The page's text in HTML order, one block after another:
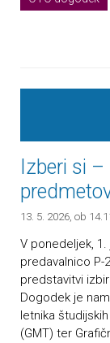
Izberi si
13. 5. 2026, ob
V ponedeljek, 1.
predavalnico P-
predstavitvi
Dogodek je
letnika
(GMT) ter